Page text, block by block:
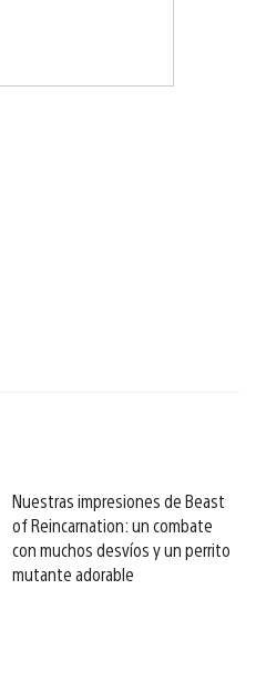
Nuestras impresiones de Beast
of Reincarnation: un combate
con muchos desvíos y un perrito
mutante adorable